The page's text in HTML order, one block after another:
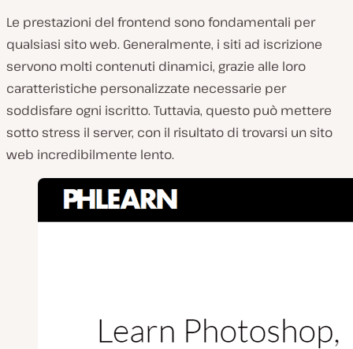
Le prestazioni del frontend sono fondamentali per
qualsiasi sito web. Generalmente, i siti ad iscrizione
servono molti contenuti dinamici, grazie alle loro
caratteristiche personalizzate necessarie per
soddisfare ogni iscritto. Tuttavia, questo può mettere
sotto stress il server, con il risultato di trovarsi un sito
web incredibilmente lento.